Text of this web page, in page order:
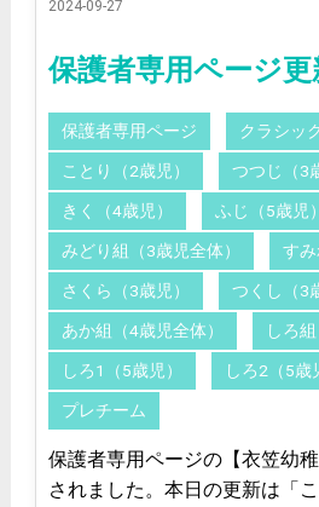
2024-09-27
保護者専用ページ
保護者専用ページ クラシッ
ことり（2歳児） つつじ（3
きく（4歳児） ふじ（5歳児）
みどり組（3歳児全体） すみ
さくら（3歳児） つくし（3
あか組（4歳児全体） しろ
しろ1（5歳児） しろ2（5歳
プレチーム
保護者専用ページの【衣笠幼
されました。本日の更新は「